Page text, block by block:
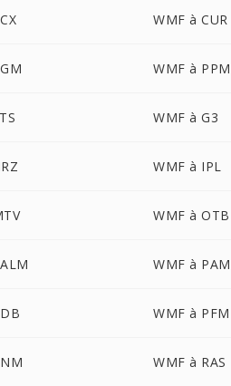
WMF à CUR
WMF à PPM
WMF à G3
WMF à IPL
WMF à OTB
WMF à PAM
WMF à PFM
WMF à RAS